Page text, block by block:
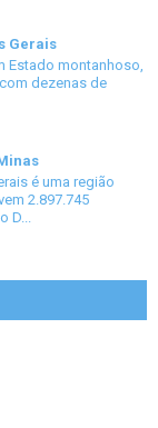
Gerais
Estado montanhoso,
dezenas de
é uma região
2.897.745